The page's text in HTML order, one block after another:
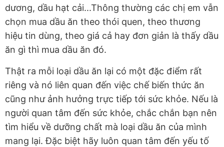
dương, dầu hạt cải...Thông thường các chị em vẫn
chọn mua dầu ăn theo thói quen, theo thương
hiệu tin dùng, theo giá cả hay đơn giản là thấy dầu
ăn gì thì mua dầu ăn đó.
Thật ra mỗi loại dầu ăn lại có một đặc điểm rất
riêng và nó liên quan đến việc chế biến thức ăn
cũng như ảnh hưởng trực tiếp tới sức khỏe. Nếu là
người quan tâm đến sức khỏe, chắc chắn bạn nên
tìm hiểu về dưỡng chất mà loại dầu ăn của mình
mang lại. Đặc biệt hãy luôn quan tâm đến yếu tố